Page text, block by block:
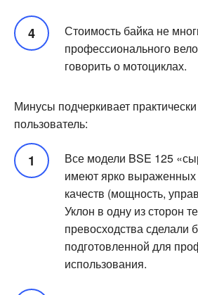
Стоимость байка не
профессионального
говорить о мотоциклах.
Минусы подчеркивает
пользователь:
Все модели BSE 125
имеют ярко выраженных
качеств (мощность,
Уклон в одну из сторон
превосходства сделали
подготовленной для
использования.